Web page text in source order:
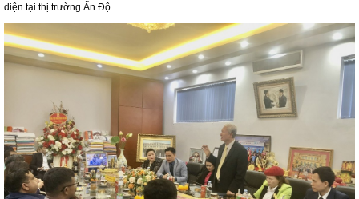
diện tại thị trường Ấn Độ.